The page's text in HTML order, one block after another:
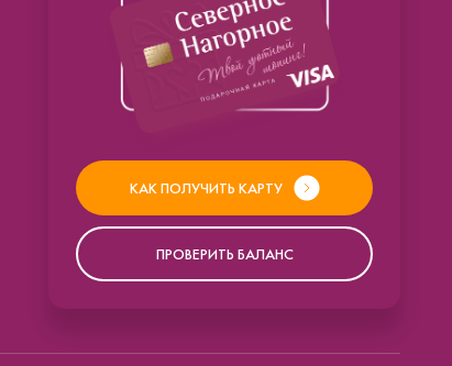
КАК ПОЛУЧИТЬ КАРТУ
ПРОВЕРИТЬ БАЛАНС